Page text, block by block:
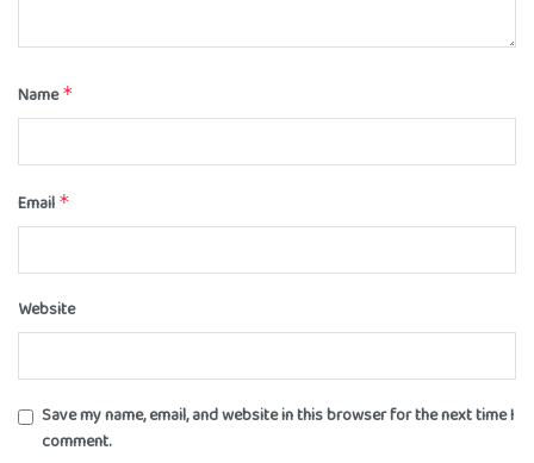
Name*
Email *
Website
Save my name, email, and website in this browser for the next time I
comment.